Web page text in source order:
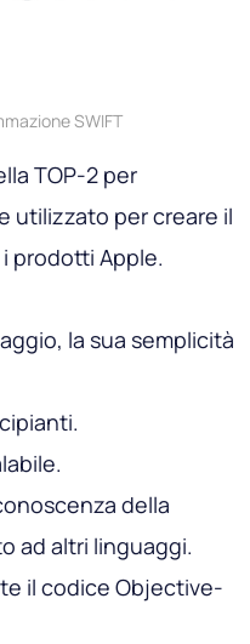
SWIFT
TOP-2 per
utilizzato per creare il
prodotti Apple.
la sua semplicità
della
ad altri linguaggi.
il codice Objective-